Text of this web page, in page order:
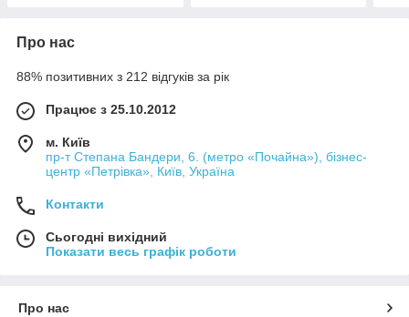
Про нас
88% позитивних з 212 відгуків за рік
Працює з 25.10.2012
м. Київ
пр-т Степана Бандери, 6. (метро «Почайна»), бізнес-
центр «Петрівка», Київ, Україна
Контакти
Сьогодні вихідний
Показати весь графік роботи
Про нас